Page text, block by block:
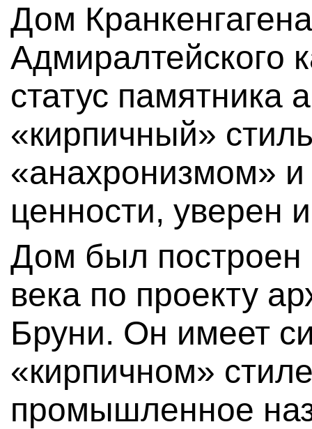
Дом
Адмиралтейского
статус памятника
«кирпичный»
«анахронизмом» и
ценности, уверен
Дом был построен
века по проекту
Бруни. Он имеет
«кирпичном»
промышленное